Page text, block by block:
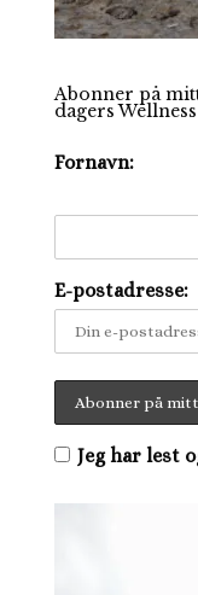
Abonner på
dagers
Fornavn:
E-postadresse:
Jeg har lest